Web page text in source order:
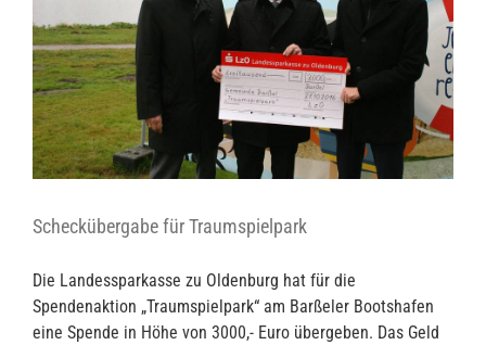
Scheckübergabe für Traumspielpark
Die Landessparkasse zu Oldenburg hat für die
Spendenaktion „Traumspielpark“ am Barßeler Bootshafen
eine Spende in Höhe von 3000,- Euro übergeben. Das Geld